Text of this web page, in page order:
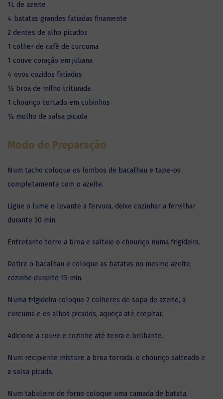
1L de azeite
4 batatas grandes fatiadas finamente
2 dentes de alho picados
1 colher de café de curcuma
1 couve coração em juliana
4 ovos cozidos fatiados
½ broa de milho triturada
1 chouriço cortado em cubinhos
½ molho de salsa picada
Modo de Preparação
Num tacho coloque os lombos de bacalhau e tape-os
completamente com o azeite.
Ligue o lume e levante a fervura, deixe cozinhar a fervilhar
durante 30 min.
Entretanto torre a broa e salteie o chouriço numa frigideira.
Retire o bacalhau e coloque as batatas no mesmo azeite,
cozinhe durante 15 min.
Numa frigideira coloque 2 colheres de sopa de azeite, a
curcuma e os alhos picados, aqueça até crepitar.
Adicione a couve e cozinhe até tenra e brilhante.
Num recipiente misture a broa torrada, o chouriço salteado e
a salsa picada.
Num tabuleiro de forno coloque uma camada de batata,